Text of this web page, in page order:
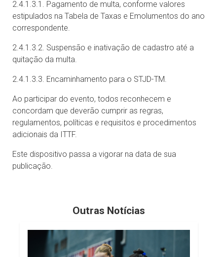
2.4.1.3.1. Pagamento de multa, conforme valores
estipulados na Tabela de Taxas e Emolumentos do ano
correspondente.
2.4.1.3.2. Suspensão e inativação de cadastro até a
quitação da multa.
2.4.1.3.3. Encaminhamento para o STJD-TM.
Ao participar do evento, todos reconhecem e
concordam que deverão cumprir as regras,
regulamentos, políticas e requisitos e procedimentos
adicionais da ITTF.
Este dispositivo passa a vigorar na data de sua
publicação.
Outras Notícias